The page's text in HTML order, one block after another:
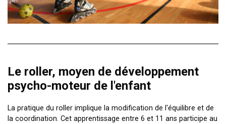
Le roller, moyen de développement
psycho-moteur de l'enfant
La pratique du roller implique la modification de l'équilibre et de
la coordination. Cet apprentissage entre 6 et 11 ans participe au